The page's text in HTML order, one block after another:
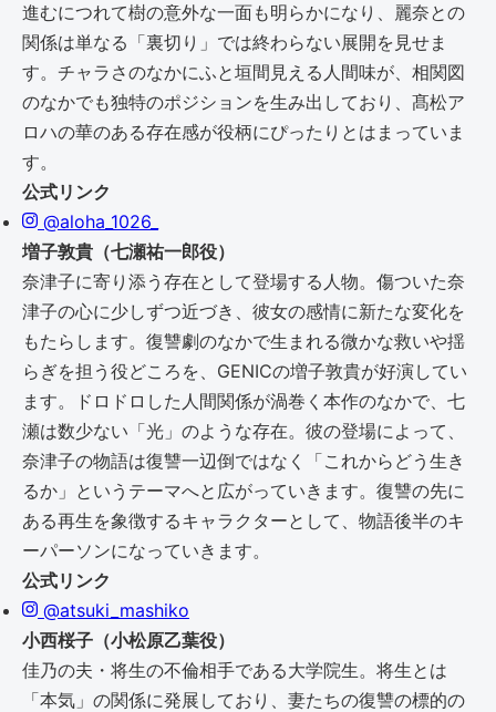
進むにつれて樹の意外な一面も明らかになり、麗奈との
関係は単なる「裏切り」では終わらない展開を見せま
す。チャラさのなかにふと垣間見える人間味が、相関図
のなかでも独特のポジションを生み出しており、髙松ア
ロハの華のある存在感が役柄にぴったりとはまっていま
す。
公式リンク
@aloha_1026_
増子敦貴（七瀬祐一郎役）
奈津子に寄り添う存在として登場する人物。傷ついた奈
津子の心に少しずつ近づき、彼女の感情に新たな変化を
もたらします。復讐劇のなかで生まれる微かな救いや揺
らぎを担う役どころを、GENICの増子敦貴が好演してい
ます。ドロドロした人間関係が渦巻く本作のなかで、七
瀬は数少ない「光」のような存在。彼の登場によって、
奈津子の物語は復讐一辺倒ではなく「これからどう生き
るか」というテーマへと広がっていきます。復讐の先に
ある再生を象徴するキャラクターとして、物語後半のキ
ーパーソンになっていきます。
公式リンク
@atsuki_mashiko
小西桜子（小松原乙葉役）
佳乃の夫・将生の不倫相手である大学院生。将生とは
「本気」の関係に発展しており、妻たちの復讐の標的の